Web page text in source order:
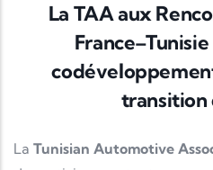
La TAA aux
transition
La Tunisian Automotive